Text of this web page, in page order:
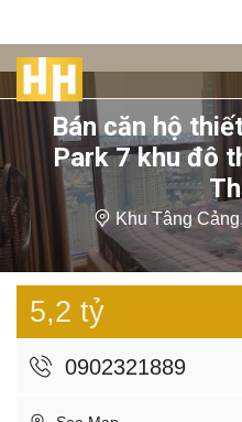
Bán căn hộ
Park 7 khu đô
Khu Tâng
5,2 tỷ
0902321889